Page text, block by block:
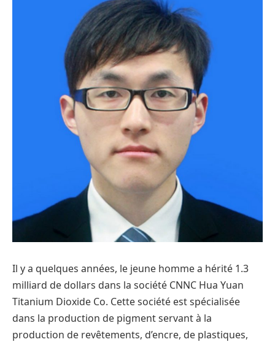
Il y a quelques années, le jeune homme a hérité 1.3
milliard de dollars dans la société CNNC Hua Yuan
Titanium Dioxide Co. Cette société est spécialisée
dans la production de pigment servant à la
production de revêtements, d’encre, de plastiques,